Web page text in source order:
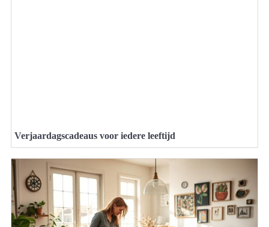
Verjaardagscadeaus voor iedere leeftijd